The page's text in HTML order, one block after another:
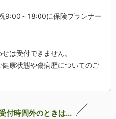
9:00～18:00に保険プランナー
は受付できません。
康状態や傷病歴についてのご
付時間外のときは...